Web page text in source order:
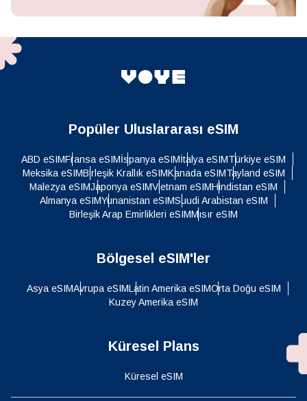
Popüler Uluslararası eSIM
ABD eSIMFransa eSIMİspanya eSIMİtalya eSIMTürkiye eSIM
Meksika eSIMBirleşik Krallık eSIMKanada eSIMTayland eSIM
Malezya eSIMJaponya eSIMVietnam eSIMHindistan eSIM
Almanya eSIMYunanistan eSIMSuudi Arabistan eSIM
Birleşik Arap Emirlikleri eSIMMısır eSIM
Bölgesel eSIM'ler
Asya eSIMAvrupa eSIMLatin Amerika eSIMOrta Doğu eSIM
Kuzey Amerika eSIM
Küresel Plans
Küresel eSIM